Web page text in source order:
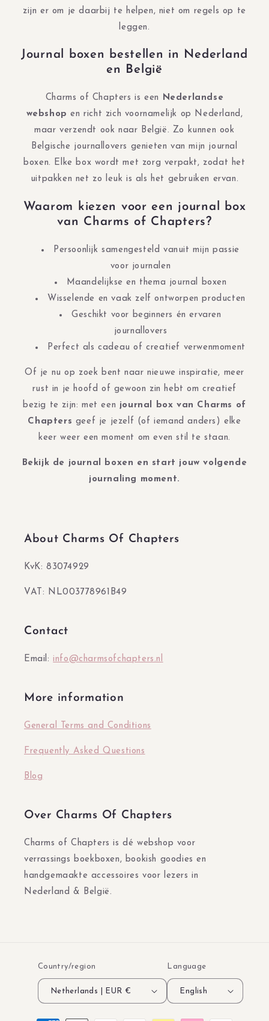
zijn er om je daarbij te helpen, niet om regels op te
leggen.
Journal boxen bestellen in Nederland
en België
Charms of Chapters is een Nederlandse
webshop en richt zich voornamelijk op Nederland,
maar verzendt ook naar België. Zo kunnen ook
Belgische journallovers genieten van mijn journal
boxen. Elke box wordt met zorg verpakt, zodat het
uitpakken net zo leuk is als het gebruiken ervan.
Waarom kiezen voor een journal box
van Charms of Chapters?
Persoonlijk samengesteld vanuit mijn passie
voor journalen
Maandelijkse en thema journal boxen
Wisselende en vaak zelf ontworpen producten
Geschikt voor beginners én ervaren
journallovers
Perfect als cadeau of creatief verwenmoment
Of je nu op zoek bent naar nieuwe inspiratie, meer
rust in je hoofd of gewoon zin hebt om creatief
bezig te zijn: met een journal box van Charms of
Chapters geef je jezelf (of iemand anders) elke
keer weer een moment om even stil te staan.
Bekijk de journal boxen en start jouw volgende
journaling moment.
About Charms Of Chapters
KvK: 83074929
VAT: NL003778961B49
Contact
Email:info@charmsofchapters.nl
More information
General Terms and Conditions
Frequently Asked Questions
Blog
Over Charms Of Chapters
Charms of Chapters is dé webshop voor
verrassings boekboxen, bookish goodies en
handgemaakte accessoires voor lezers in
Nederland & België.
Country/region
Netherlands | EUR €
Language
English